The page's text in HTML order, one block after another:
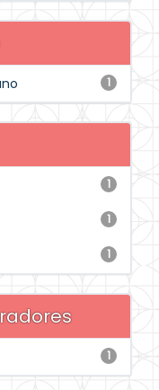
1
1
1
1
1